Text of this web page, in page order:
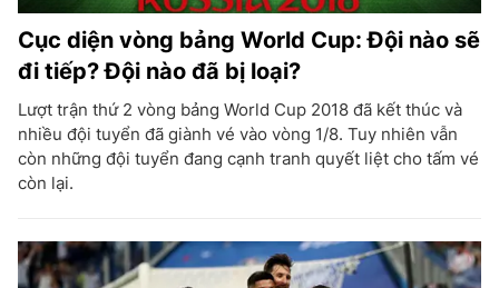
Cục diện vòng bảng World Cup: Đội nào sẽ
đi tiếp? Đội nào đã bị loại?
Lượt trận thứ 2 vòng bảng World Cup 2018 đã kết thúc và
nhiều đội tuyển đã giành vé vào vòng 1/8. Tuy nhiên vẫn
còn những đội tuyển đang cạnh tranh quyết liệt cho tấm vé
còn lại.